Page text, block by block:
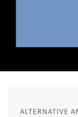
ALTERNATIVE